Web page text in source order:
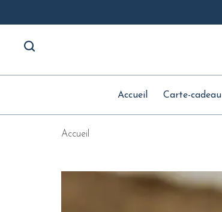
Accueil Carte-cadeau
Accueil